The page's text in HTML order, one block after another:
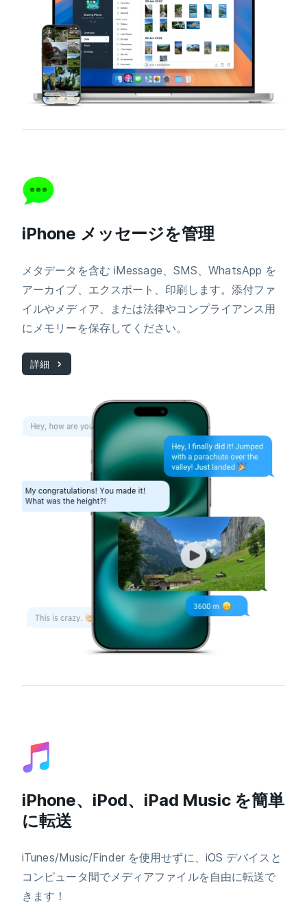
iPhone メッセージを管理
メタデータを含む iMessage、SMS、WhatsApp を
アーカイブ、エクスポート、印刷します。添付ファ
イルやメディア、または法律やコンプライアンス用
にメモリーを保存してください。
詳細
iPhone、iPod、iPad Music を簡単
に転送
iTunes/Music/Finder を使用せずに、iOS デバイスと
コンピュータ間でメディアファイルを自由に転送で
きます！